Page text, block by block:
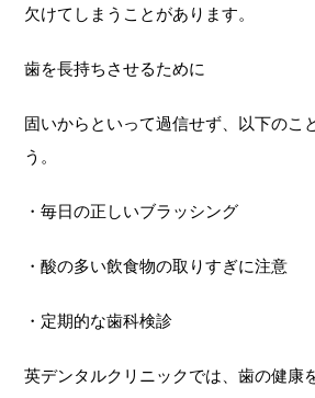
欠けてしまうことがあります。
歯を長持ちさせるために
固いからといって過信せず、以下のこ
う。
・毎日の正しいブラッシング
・酸の多い飲食物の取りすぎに注意
・定期的な歯科検診
英デンタルクリニックでは、歯の健康